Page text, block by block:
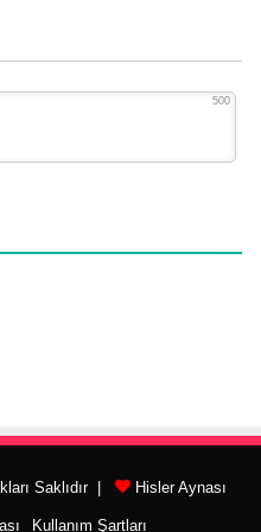
500
Saklıdır | Hisler Aynası
Kullanım Şartları